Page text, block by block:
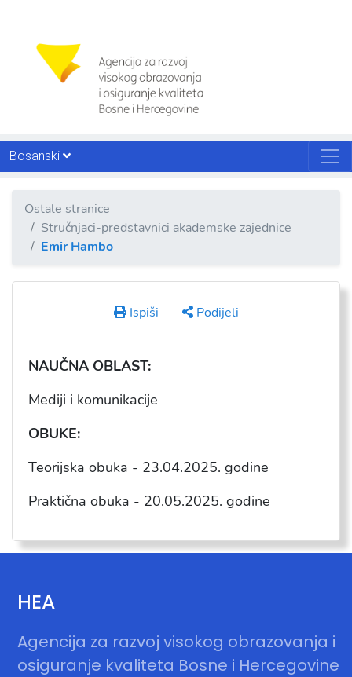
Bosanski
Ostale stranice
Stručnjaci-predstavnici akademske zajednice
Emir Hambo
Ispiši Podijeli
NAUČNA OBLAST:
Mediji i komunikacije
OBUKE:
Teorijska obuka - 23.04.2025. godine
Praktična obuka - 20.05.2025. godine
HEA
Agencija za razvoj visokog obrazovanja i
osiguranje kvaliteta Bosne i Hercegovine